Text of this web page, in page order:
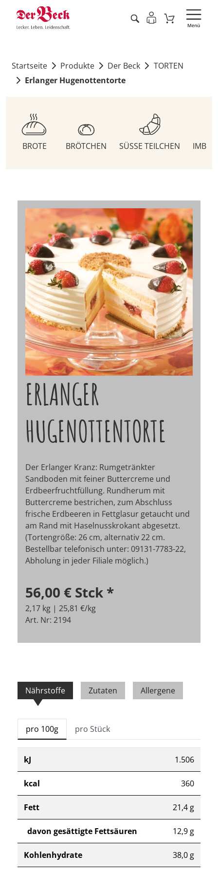
Startseite Produkte Der Beck
TORTEN
Erlanger Hugenottentorte
BROTE BRÖTCHEN SÜSSE TEILCHEN
ERLANGER
HUGENOTTENTORTE
Der Erlanger Kranz: Rumgetränkter
Sandboden mit feiner Buttercreme und
Erdbeerfruchtfüllung. Rundherum mit
Buttercreme bestrichen, zum Abschluss
frische Erdbeeren in Fettglasur getaucht und
am Rand mit Haselnusskrokant abgesetzt.
(Tortengröße: 26 cm, alternativ 22 cm.
Bestellbar telefonisch unter: 09131-7783-22,
Abholung in jeder Filiale möglich.)
56,00 € Stck *
2,17 kg | 25,81 €/kg
Art. Nr: 2194
Nährstoffe Zutaten Allergene
pro 100g pro Stück
kJ 1.506
kcal 360
Fett 21,4 g
davon gesättigte Fettsäuren 12,9 g
Kohlenhydrate 38,0 g